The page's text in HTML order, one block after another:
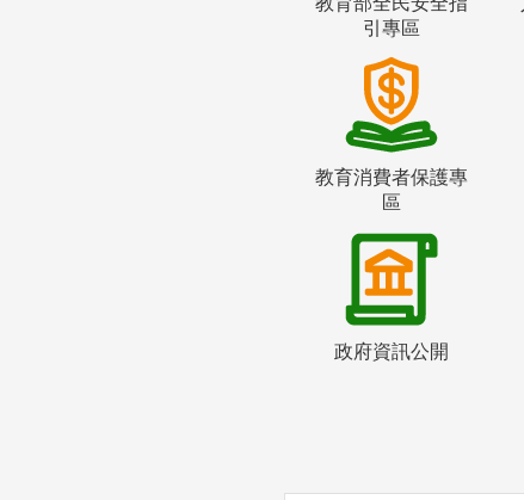
引專區
教育消費者保護專
區
政府資訊公開